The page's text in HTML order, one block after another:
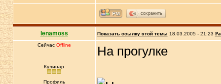
сохранить
lenamoss Показать ссылку этой темы 18.03.2005 - 21:23
Сейчас Offline
Кулинар
Профиль
На прогулке